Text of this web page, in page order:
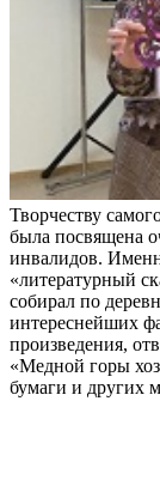
Творчеству
была посвящена
инвалидов.
«литературный
собирал по
интереснейших
произведения,
«Медной горы
бумаги и других